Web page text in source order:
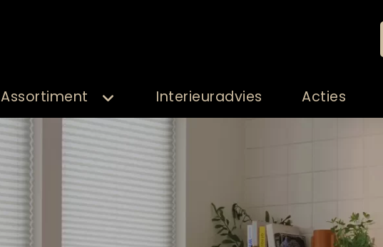
Assortiment Interieuradvies Acties